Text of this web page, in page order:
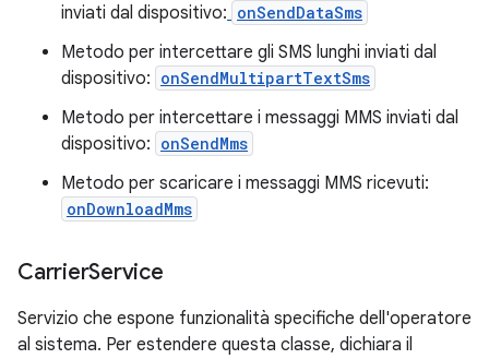
inviati dal dispositivo: onSendDataSms
Metodo per intercettare gli SMS lunghi inviati dal
dispositivo: onSendMultipartTextSms
Metodo per intercettare i messaggi MMS inviati dal
dispositivo: onSendMms
Metodo per scaricare i messaggi MMS ricevuti:
onDownloadMms
CarrierService
Servizio che espone funzionalità specifiche dell'operatore
al sistema. Per estendere questa classe, dichiara il